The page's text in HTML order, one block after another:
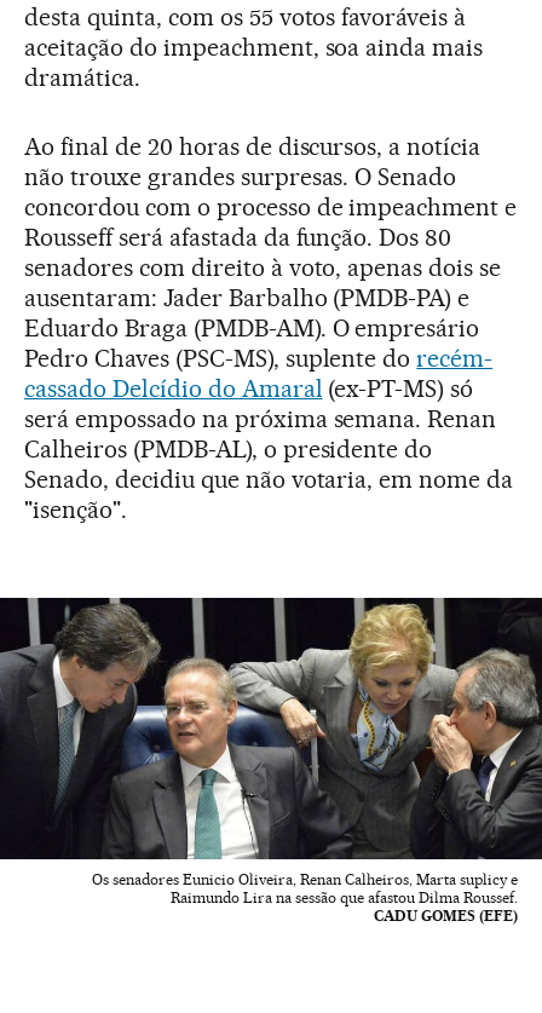
desta quinta, com os 55 votos favoráveis à
aceitação do impeachment, soa ainda mais
dramática.
Ao final de 20 horas de discursos, a notícia
não trouxe grandes surpresas. O Senado
concordou com o processo de impeachment e
Rousseff será afastada da função. Dos 80
senadores com direito à voto, apenas dois se
ausentaram: Jader Barbalho (PMDB-PA) e
Eduardo Braga (PMDB-AM). O empresário
Pedro Chaves (PSC-MS), suplente dorecém-
cassado Delcídio do Amaral (ex-PT-MS) só
será empossado na próxima semana. Renan
Calheiros (PMDB-AL), o presidente do
Senado, decidiu que não votaria, em nome da
"isenção".
Os senadores Eunicio Oliveira, Renan Calheiros, Marta suplicy e
Raimundo Lira na sessão que afastou Dilma Roussef.
CADU GOMES (EFE)